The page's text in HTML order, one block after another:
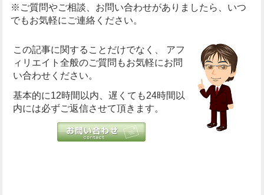
※ご質問やご相談、お問い合わせがありましたら、いつ
でもお気軽にご連絡ください。
この記事に関することだけでなく、
アフ
ィリエイト全般のご質問もお気軽にお問
い合わせください。
基本的に12時間以内、遅くても24時間以
内には必ずご返信させて頂きます。